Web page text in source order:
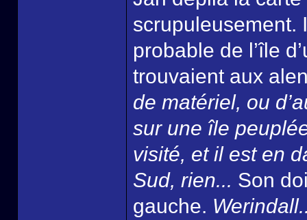
scrupuleusement.
probable de l’île
trouvaient aux
de matériel, ou
sur une île
visité, et il est en
Sud, rien... Son
gauche.